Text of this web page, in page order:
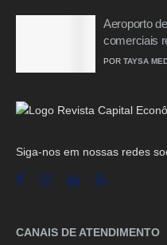
Aeroporto
comerciais
POR TAYSA
Siga-nos em nossas redes
CANAIS DE ATENDIMENTO